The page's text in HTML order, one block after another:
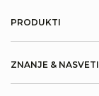
PRODUKTI
ZNANJE & NASVETI